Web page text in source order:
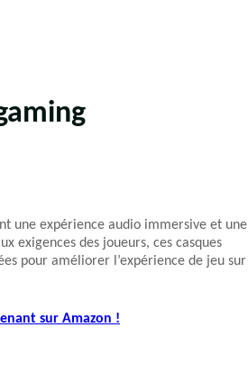
une expérience audio immersive et une
exigences des joueurs, ces casques
pour améliorer l’expérience de jeu sur
sur Amazon !